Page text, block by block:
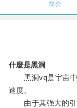
简介
什麼是黑洞
黑洞vq是宇宙中
速度。
由于其强大的引